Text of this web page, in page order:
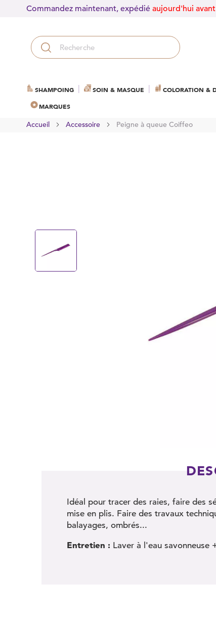
Commandez maintenant, expédié aujourd'hui
SHAMPOING SOIN & MASQUE COLORATION &
MARQUES
Accueil Accessoire Peigne à queue Coiffeo
Idéal pour tracer des raies, faire des
mise en plis. Faire des travaux
balayages, ombrés...
Entretien : Laver à l'eau savonneuse